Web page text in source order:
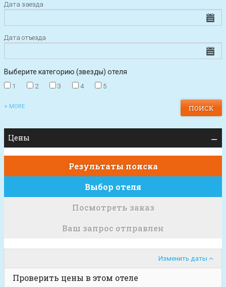
Дата заезда
Дата отъезда
Выберите категорию (звезды) отеля
1 2 3 4 5
+ MORE
Цены
Результаты поиска
Выбор отеля
Посмотреть заказ
Ваш запрос отправлен
Изменить даты
Проверить цены в этом отеле